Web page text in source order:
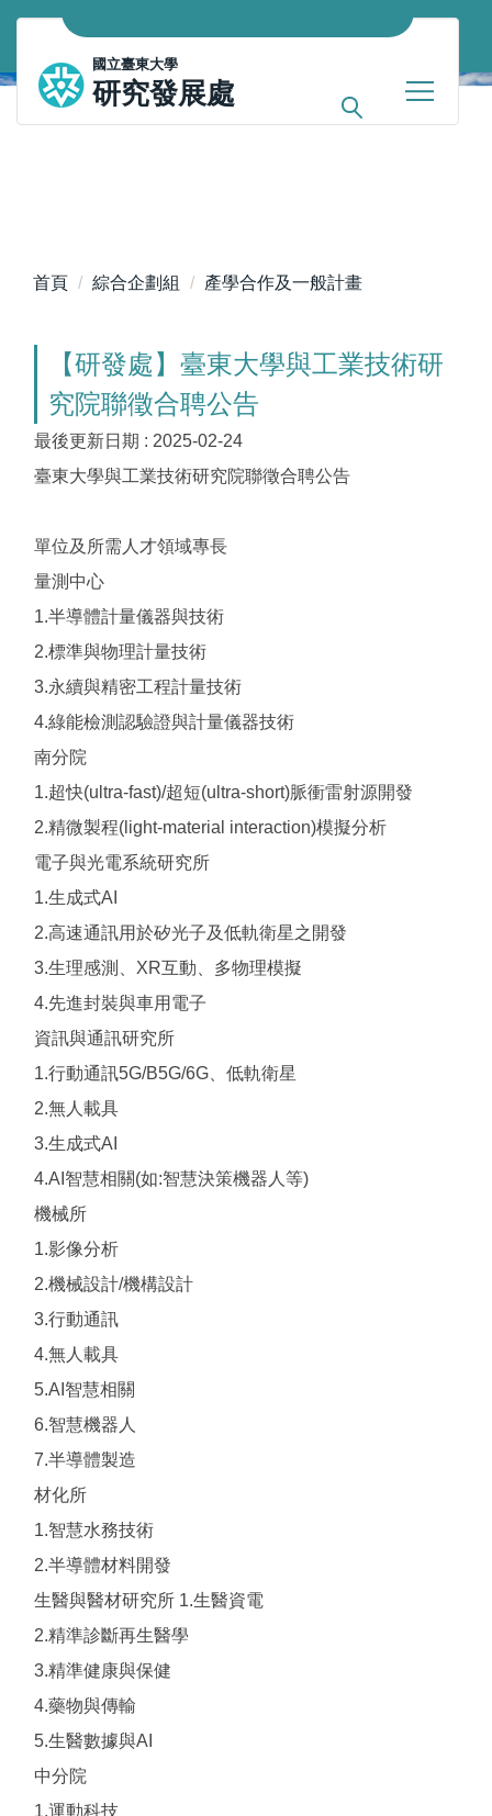
跳
主
內
國立臺東大學
研究發展處
首頁 綜合企劃組 產學合作及一般計畫
【研發處】臺東大學與工業技術研
究院聯徵合聘公告
最後更新日期 : 2025-02-24
臺東大學與工業技術研究院聯徵合聘公告
單位及所需人才領域專長
量測中心
1.半導體計量儀器與技術
2.標準與物理計量技術
3.永續與精密工程計量技術
4.綠能檢測認驗證與計量儀器技術
南分院
1.超快(ultra-fast)/超短(ultra-short)脈衝雷射源開發
2.精微製程(light-material interaction)模擬分析
電子與光電系統研究所
1.生成式AI
2.高速通訊用於矽光子及低軌衛星之開發
3.生理感測、XR互動、多物理模擬
4.先進封裝與車用電子
資訊與通訊研究所
1.行動通訊5G/B5G/6G、低軌衛星
2.無人載具
3.生成式AI
4.AI智慧相關(如:智慧決策機器人等)
機械所
1.影像分析
2.機械設計/機構設計
3.行動通訊
4.無人載具
5.AI智慧相關
6.智慧機器人
7.半導體製造
材化所
1.智慧水務技術
2.半導體材料開發
生醫與醫材研究所 1.生醫資電
2.精準診斷再生醫學
3.精準健康與保健
4.藥物與傳輸
5.生醫數據與AI
中分院
1.運動科技